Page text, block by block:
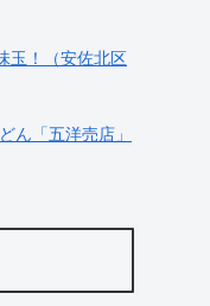
玉！（安佐北区
ん「五洋売店」